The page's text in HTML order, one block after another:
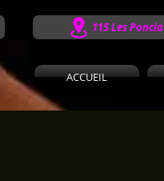
ACCUEIL
115 Les